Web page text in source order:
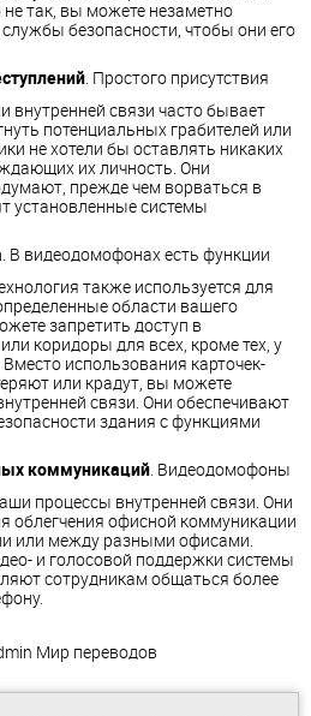
не так, вы можете незаметно
безопасности, чтобы они его
. Простого присутствия
внутренней связи часто бывает
потенциальных грабителей или
не хотели бы оставлять никаких
их личность. Они
прежде чем ворваться в
установленные системы
. В видеодомофонах есть функции
также используется для
области вашего
запретить доступ в
коридоры для всех, кроме тех, у
использования карточек-
или крадут, вы можете
связи. Они обеспечивают
здания с функциями
коммуникаций . Видеодомофоны
процессы внутренней связи. Они
облегчения офисной коммуникации
или между разными офисами.
и голосовой поддержки системы
сотрудникам общаться более
Мир переводов